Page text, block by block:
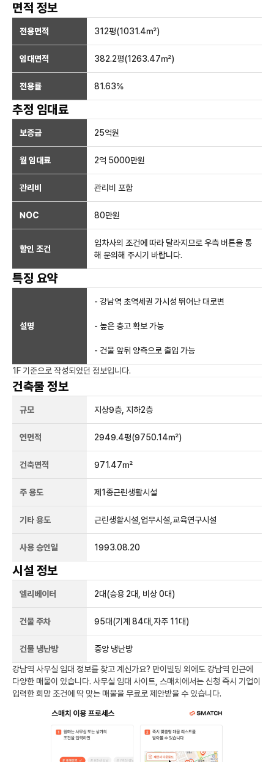
면적 정보
전용면적 312평(1031.4㎡)
임대면적 382.2평(1263.47㎡)
전용률 81.63%
추정 임대료
보증금 25억원
월 임대료 2억 5000만원
관리비 관리비 포함
NOC 80만원
할인 조건
임차사의 조건에 따라 달라지므로 우측 버튼을 통
해 문의해 주시기 바랍니다.
특징 요약
설명
- 강남역 초역세권 가시성 뛰어난 대로변
- 높은 층고 확보 가능
- 건물 앞뒤 양측으로 출입 가능
1F 기준으로 작성되었던 정보입니다.
건축물 정보
규모 지상9층, 지하2층
연면적 2949.4평(9750.14㎡)
건축면적 971.47㎡
주 용도 제1종근린생활시설
기타 용도 근린생활시설,업무시설,교육연구시설
사용 승인일 1993.08.20
시설 정보
엘리베이터 2대(승용 2대, 비상 0대)
건물 주차 95대(기계 84대,자주 11대)
건물 냉난방 중앙 냉난방
강남역 사무실 임대 정보를 찾고 계신가요? 만이빌딩 외에도 강남역 인근에
다양한 매물이 있습니다. 사무실 임대 사이트, 스매치에서는 신청 즉시 기업이
입력한 희망 조건에 딱 맞는 매물을 무료로 제안받을 수 있습니다.